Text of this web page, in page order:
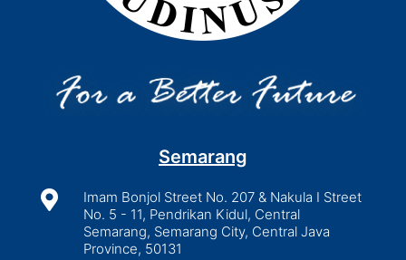
Semarang

Imam Bonjol Street No. 207 & Nakula I Street
No. 5 - 11, Pendrikan Kidul, Central
Semarang, Semarang City, Central Java
Province, 50131